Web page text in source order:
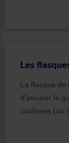
Les
La flasque
d'assurer le
coulisses (ou